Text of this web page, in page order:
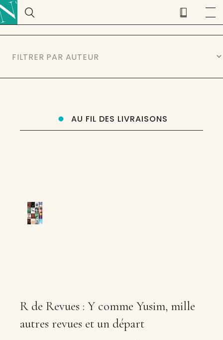
AU FIL DES LIVRAISONS
R de Revues : Y comme Yusim, mille
autres revues et un départ